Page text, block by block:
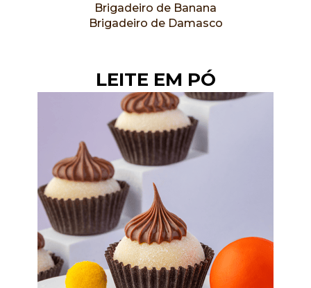
Brigadeiro de Banana
Brigadeiro de Damasco
LEITE EM PÓ